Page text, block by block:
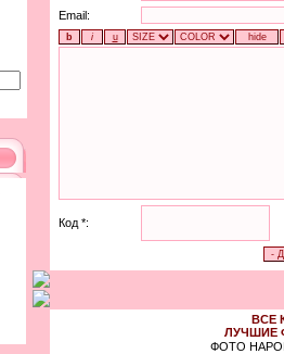
Email:
Код *:
ВСЕ
ЛУЧШИЕ
ФОТО